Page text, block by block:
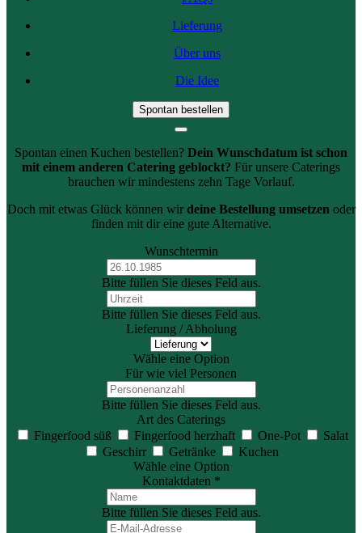
Lieferung
Über uns
Die Idee
Spontan bestellen
Spontan einen Kuchen bestellen? Dein Wunschdatum ist schon
mit einem anderen Catering geblockt? Für unsere Caterings
brauchen wir mindestens zehn Tage Vorlauf.
Doch mit etwas Glück können wirdeine Bestellung umsetzen oder
finden mit dir eine gute Alternative.
Wunschtermin
Bitte füllen Sie dieses Feld aus.
Bitte füllen Sie dieses Feld aus.
Lieferung / Abholung
Wähle eine Option
Für wie viel Personen
Bitte füllen Sie dieses Feld aus.
Art des Caterings
Fingerfood süß
Fingerfood herzhaft One-Pot
Salat
Geschirr
Getränke
Kuchen
Wähle eine Option
Kontaktdaten *
Bitte füllen Sie dieses Feld aus.